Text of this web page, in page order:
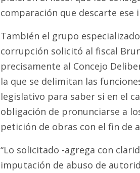
comparación que descarte ese
También el grupo
corrupción solicitó al fiscal
precisamente al Concejo
la que se delimitan las
legislativo para saber si en el
obligación de pronunciarse a
petición de obras con el fin de
“Lo solicitado -agrega con
imputación de abuso de